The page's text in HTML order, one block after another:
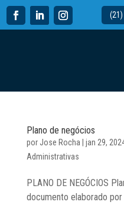
Plano de negócios
por Jose Rocha jan 29,
Administrativas
PLANO DE NEGÓCIOS
documento elaborado